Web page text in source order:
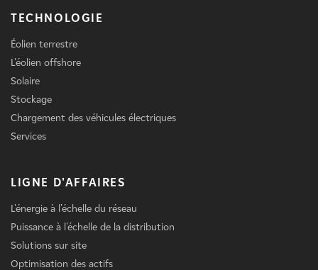
TECHNOLOGIE
Éolien terrestre
L'éolien offshore
Solaire
Stockage
Chargement des véhicules électriques
Services
LIGNE D'AFFAIRES
L'énergie à l'échelle du réseau
Puissance à l'échelle de la distribution
Solutions sur site
Optimisation des actifs